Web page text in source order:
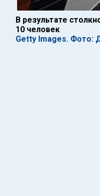
В результате
10 человек
Getty Images. Фото: